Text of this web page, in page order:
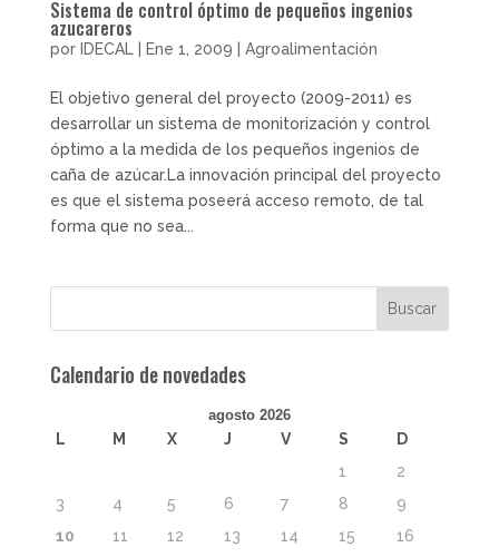
Sistema de control óptimo de pequeños ingenios
azucareros
por IDECAL | Ene 1, 2009 | Agroalimentación
El objetivo general del proyecto (2009-2011) es
desarrollar un sistema de monitorización y control
óptimo a la medida de los pequeños ingenios de
caña de azúcar.La innovación principal del proyecto
es que el sistema poseerá acceso remoto, de tal
forma que no sea...
Calendario de novedades
agosto 2026
L M X J V S
D
1
2
3
4 5 6 7 8
9
10
11 12 13 14 15
16